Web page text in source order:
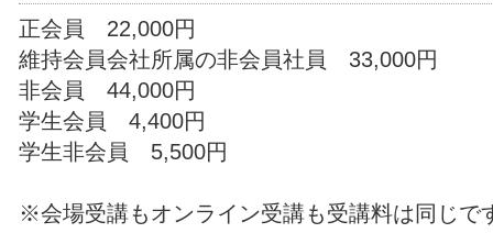
正会員 22,000円
維持会員会社所属の非会員社員 33,000円
非会員 44,000円
学生会員 4,400円
学生非会員 5,500円
※会場受講もオンライン受講も受講料は同じで